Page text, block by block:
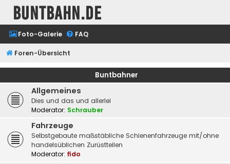
buntbahn.de
Foto-Galerie FAQ
Foren-Übersicht
Buntbahner
Allgemeines
Dies und das und allerlei
Moderator: Schrauber
Fahrzeuge
Selbstgebaute maßstäbliche Schienenfahrzeuge mit/ohne
handelsüblichen Zurüstteilen
Moderator: fido